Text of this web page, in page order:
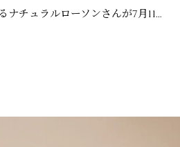
いつもお世話になっているナチュラルローソンさんが7月11日に23周年を迎えます。 23周年をお祝いして、記念商品「なつめとくるみのミルフィーユクッキー」を作らせていただきました。 美容と健康にうれしい「なつめ」や「いちじく」などの食材をふんだんに使った、女性にやさしいミルフィーユ状のサクサククッキー。 表面はダークチェリーを使って、ナチュラルローソンさんのブランドカラー「バーガンディー・レッド」色に仕上げました。 パッケージも「バーガンディー・レッド」の限定カラーになっています。 期間限定販売なので、ナチュラルローソン店舗で見かけたら是非お試しください。 ※一部店舗で取り扱いが無い場合があります。